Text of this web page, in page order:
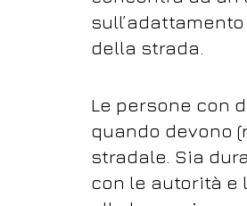
della strada.
Le persone con
quando devono
stradale. Sia
con le autorità e